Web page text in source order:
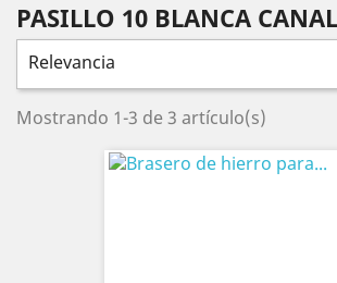
PASILLO 10 BLANCA
Relevancia
Mostrando 1-3 de 3 artículo(s)